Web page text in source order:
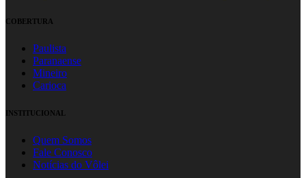
COBERTURA
Paulista
Paranaense
Mineiro
Carioca
INSTITUCIONAL
Quem Somos
Fale Conosco
Notícias do Vôlei